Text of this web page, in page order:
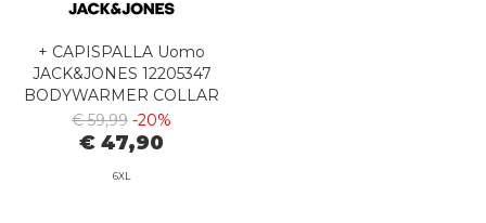
+ CAPISPALLA Uomo
JACK&JONES 12205347
BODYWARMER COLLAR
NAVY BLAZER
€ 59,99 -20%
€ 47,90
6XL